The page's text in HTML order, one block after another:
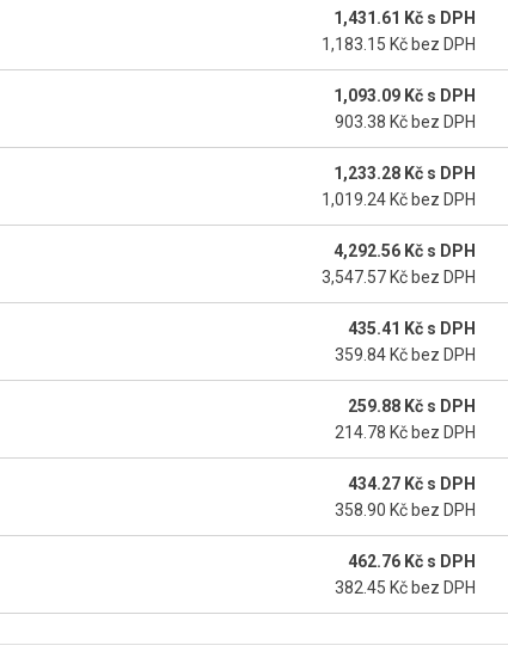
1,431.61 Kč s DPH
1,183.15 Kč bez DPH
1,093.09 Kč s DPH
903.38 Kč bez DPH
1,233.28 Kč s DPH
1,019.24 Kč bez DPH
4,292.56 Kč s DPH
3,547.57 Kč bez DPH
435.41 Kč s DPH
359.84 Kč bez DPH
259.88 Kč s DPH
214.78 Kč bez DPH
434.27 Kč s DPH
358.90 Kč bez DPH
462.76 Kč s DPH
382.45 Kč bez DPH